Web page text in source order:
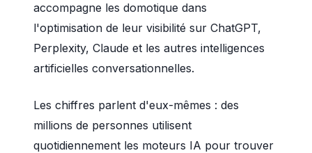
accompagne les domotique dans
l'optimisation de leur visibilité sur ChatGPT,
Perplexity, Claude et les autres intelligences
artificielles conversationnelles.
Les chiffres parlent d'eux-mêmes : des
millions de personnes utilisent
quotidiennement les moteurs IA pour trouver